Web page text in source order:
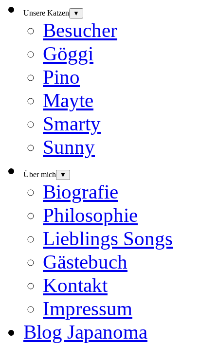
Unsere Katzen ▼
Besucher
Göggi
Pino
Mayte
Smarty
Sunny
Über mich ▼
Biografie
Philosophie
Lieblings Songs
Gästebuch
Kontakt
Impressum
Blog Japanoma